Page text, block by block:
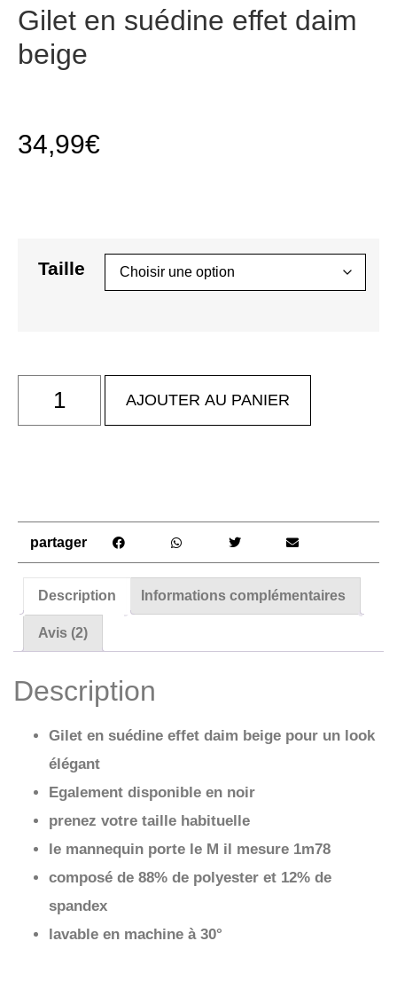
Gilet en suédine effet daim
beige
34,99€
Taille
AJOUTER AU PANIER
partager
Description Informations complémentaires
Avis (2)
Description
Gilet en suédine effet daim beige pour un look
élégant
Egalement disponible en noir
prenez votre taille habituelle
le mannequin porte le M il mesure 1m78
composé de 88% de polyester et 12% de
spandex
lavable en machine à 30°